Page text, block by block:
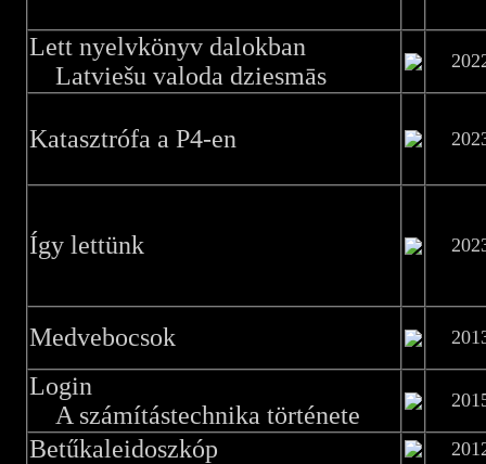
Lett nyelvkönyv dalokban
Latviešu valoda dziesmās
Katasztrófa a P4-en
Így lettünk
Medvebocsok
Login
A számítástechnika története
Betűkaleidoszkóp